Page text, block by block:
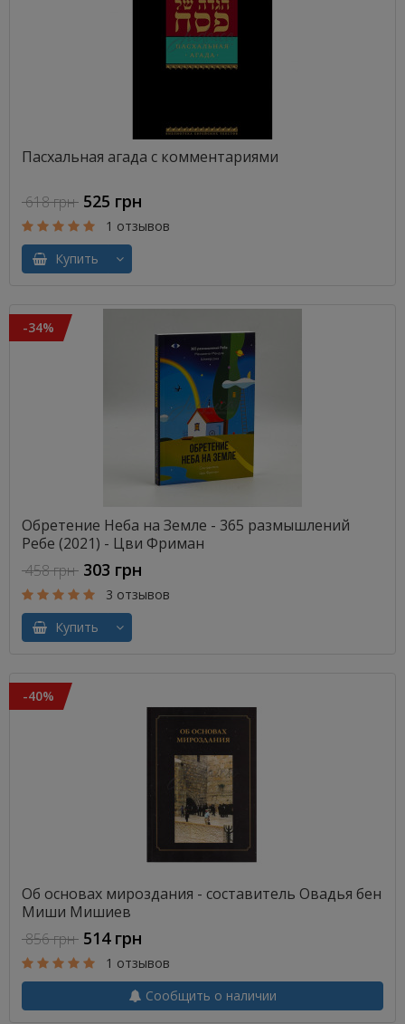
Пасхальная агада с комментариями
618 грн 525 грн
1 отзывов
Купить
-34%
Обретение Неба на Земле - 365 размышлений
Ребе (2021) - Цви Фриман
458 грн 303 грн
3 отзывов
Купить
-40%
Об основах мироздания - составитель Овадья бен
Миши Мишиев
856 грн 514 грн
1 отзывов
Сообщить о наличии